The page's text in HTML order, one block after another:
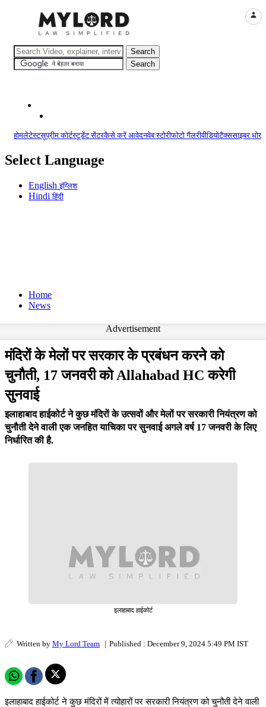
होमलेटेस्टसुप्रीम कोर्टस्टूडेंट सेंटरकैसे करें आवेदनवेब स्टोरीफोटो गैलरीवीडियोटैक्ससाइबर
Select Language
Englishइंग्लिश
Hindiहिंदी
Home
News
Advertisement
मंदिरों के मेलों पर सरकार के प्रबंधन करने को
चुनौती, 17 जनवरी को Allahabad HC करेगी
सुनवाई
इलाहाबाद हाईकोर्ट ने कुछ मंदिरों के उत्सवों और मेलों पर सरकारी नियंत्रण को
चुनौती देने वाली एक जनहित याचिका पर सुनवाई अगले वर्ष 17 जनवरी के लिए
निर्धारित की है.
इलाहाबाद हाईकोर्ट
Written by My Lord Team | Published : December 9, 2024 5:49 PM IST
इलाहाबाद हाईकोर्ट ने कुछ मंदिरों में त्योहारों पर सरकारी नियंत्रण को चुनौती देने वाली